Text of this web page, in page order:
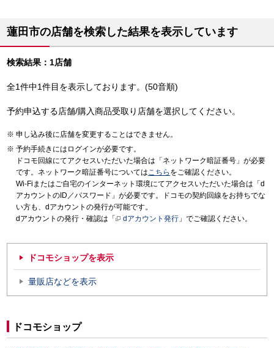
蓮田市の店舗を検索した結果を表示しています
検索結果：1店舗
全1件中1件目を表示しております。(50音順)
予約申込する店舗/購入商品受取り店舗を選択してください。
申し込み後に店舗を変更することはできません。
予約手続きにはログインが必要です。
ドコモ回線にてアクセスいただいた場合は「ネットワーク暗証番号」が必要
です。ネットワーク暗証番号についてはこちら をご確認ください。
Wi-Fiまたはご自宅のインターネット環境にてアクセスいただいた場合は「d
アカウントのID／パスワード」が必要です。ドコモの契約回線をお持ちでな
い方も、dアカウントの発行が可能です。
dアカウントの発行・確認は「
dアカウント発行 」でご確認ください。
ドコモショップを表示
量販店などを表示
ドコモショップ